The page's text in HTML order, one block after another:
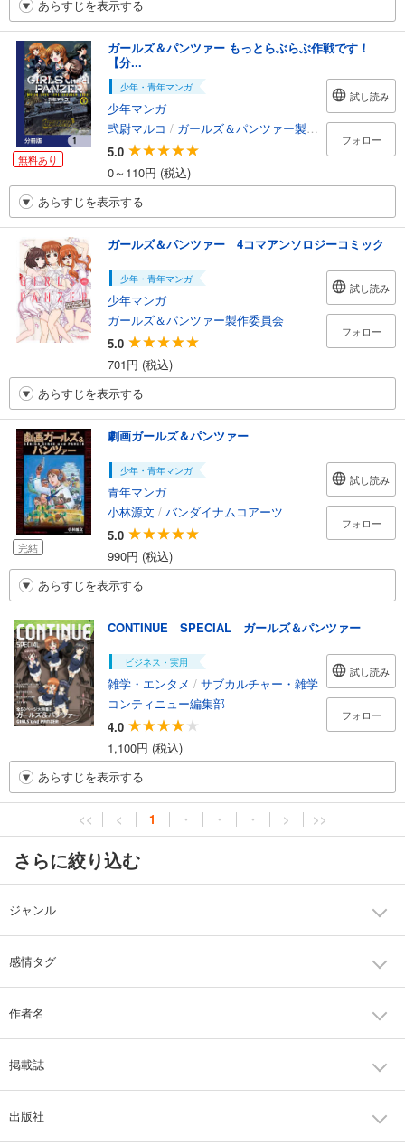
あらすじを表示する
無料あり
ガールズ＆パンツァー もっとらぶらぶ作戦です！
【分...
少年・青年マンガ
少年マンガ
弐尉マルコ / ガールズ＆パンツァー製作委員会
5.0
0～110円 (税込)
試し読み
フォロー
あらすじを表示する
ガールズ＆パンツァー 4コマアンソロジーコミック
少年・青年マンガ
少年マンガ
ガールズ＆パンツァー製作委員会
5.0
701円 (税込)
試し読み
フォロー
あらすじを表示する
完結
劇画ガールズ＆パンツァー
少年・青年マンガ
青年マンガ
小林源文 / バンダイナムコアーツ
5.0
990円 (税込)
試し読み
フォロー
あらすじを表示する
CONTINUE SPECIAL ガールズ＆パンツァー
ビジネス・実用
雑学・エンタメ / サブカルチャー・雑学
コンティニュー編集部
4.0
1,100円 (税込)
試し読み
フォロー
あらすじを表示する
<< < 1 ・ ・ ・ > >>
さらに絞り込む
ジャンル
感情タグ
作者名
掲載誌
出版社